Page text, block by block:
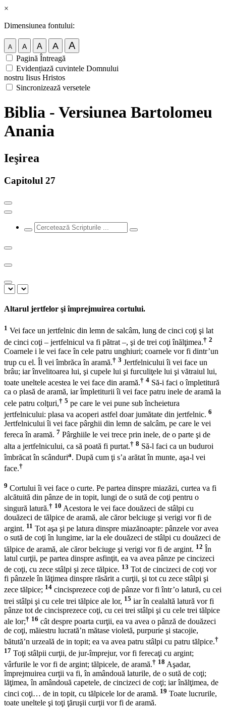
×
Dimensiunea fontului:
A A A A A
Pagină Întreagă
Evidențiază cuvintele Domnului
nostru Iisus Hristos
Sincronizează versetele
Biblia - Versiunea Bartolomeu
Anania
Ieşirea
Capitolul 27
Altarul jertfelor şi împrejmuirea cortului.
1 Vei face un jertfelnic din lemn de salcâm, lung de cinci coţi şi lat
de cinci coţi – jertfelnicul va fi pătrat –, şi de trei coţi înălţimea.† 2
Coarnele i le vei face în cele patru unghiuri; coarnele vor fi dintr’un
trup cu el. Îl vei îmbrăca în aramă.† 3 Jertfelnicului îi vei face un
brâu; iar învelitoarea lui, şi cupele lui şi furculiţele lui şi vătraiul lui,
toate uneltele acestea le vei face din aramă.† 4 Să-i faci o împletitură
ca o plasă de aramă, iar împletiturii îi vei face patru inele de aramă la
cele patru colţuri,† 5 pe care le vei pune sub încheietura
jertfelnicului: plasa va acoperi astfel doar jumătate din jertfelnic. 6
Jertfelnicului îi vei face pârghii din lemn de salcâm, pe care le vei
fereca în aramă. 7 Pârghiile le vei trece prin inele, de o parte şi de
alta a jertfelnicului, ca să poată fi purtat.† 8 Să-l faci ca un buduroi
îmbrăcat în scânduria. După cum ţi s’a arătat în munte, aşa-l vei
face.†
9 Cortului îi vei face o curte. Pe partea dinspre miazăzi, curtea va fi
alcătuită din pânze de in topit, lungi de o sută de coţi pentru o
singură latură.† 10 Acestora le vei face douăzeci de stâlpi cu
douăzeci de tălpice de aramă, ale căror belciuge şi verigi vor fi de
argint. 11 Tot aşa şi pe latura dinspre miazănoapte: pânzele vor avea
o sută de coţi în lungime, iar la ele douăzeci de stâlpi cu douăzeci de
tălpice de aramă, ale căror belciuge şi verigi vor fi de argint. 12 În
latul curţii, pe partea dinspre asfinţit, ea va avea pânze pe cincizeci
de coţi, cu zece stâlpi şi zece tălpice. 13 Tot de cincizeci de coţi vor
fi pânzele în lăţimea dinspre răsărit a curţii, şi tot cu zece stâlpi şi
zece tălpice; 14 cincisprezece coţi de pânze vor fi într’o latură, cu cei
trei stâlpi şi cu cele trei tălpice ale lor, 15 iar în cealaltă latură vor fi
pânze tot de cincisprezece coţi, cu cei trei stâlpi şi cu cele trei tălpice
ale lor;† 16 cât despre poarta curţii, ea va avea o pânză de douăzeci
de coţi, măiestru lucrată’n mătase violetă, purpurie şi stacojie,
bătută’n urzeală de in topit; ea va avea patru stâlpi cu patru tălpice.†
17 Toţi stâlpii curţii, de jur-împrejur, vor fi ferecaţi cu argint;
vârfurile le vor fi de argint; tălpicele, de aramă.† 18 Aşadar,
împrejmuirea curţii va fi, în amândouă laturile, de o sută de coţi;
lăţimea, în amândouă capetele, de cincizeci de coţi; iar înălţimea, de
cinci coţi… de in topit, cu tălpicele lor de aramă. 19 Toate lucrurile,
toate uneltele şi toţi ţăruşii curţii vor fi de aramă.